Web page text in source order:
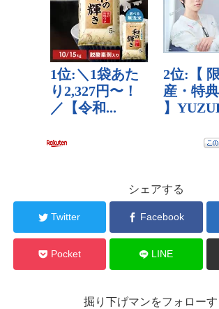
シェアする
Twitter Facebook
Pocket LINE
掘り下げマンをフォローす